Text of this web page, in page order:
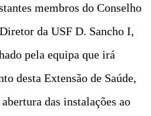
membros do Conselho
da USF D. Sancho I,
pela equipa que irá
desta Extensão de Saúde,
das instalações ao